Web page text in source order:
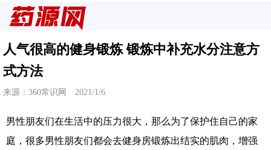
人气很高的健身锻炼 锻炼中补充水分注意方
式方法
来源：360常识网 2021/1/6
男性朋友们在生活中的压力很大，那么为了保护住自己的家
庭，很多男性朋友们都会去健身房锻炼出结实的肌肉，增强